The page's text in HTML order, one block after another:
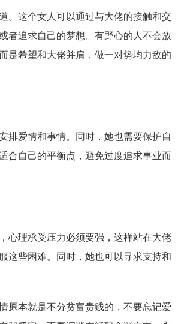
这个女人可以通过与大佬的接触和交
者追求自己的梦想。有野心的人不会放
是希望和大佬并肩，做一对势均力敌的
爱情和事情。同时，她也需要保护自
合自己的平衡点，避免过度追求事业而
理承受压力必须要强，这样站在大佬
这些困难。同时，她也可以寻求支持和
本就是不分贫富贵贱的，不要忘记爱